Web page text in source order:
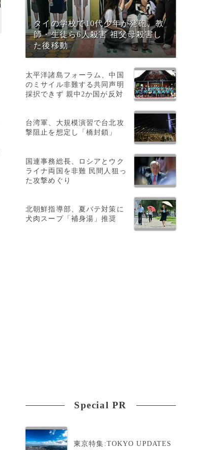
タイの学校で10代少年が発砲、教
師・生徒ら6人殺害 祖父母殺害し
た後移動
太平洋諸島フォーラム、中国
のミサイル非難する共同声明
採択できず 親中2か国が反対
台湾軍、大規模演習で台北攻
撃阻止を想定し「橋封鎖」
国連事務総長、ロシアとウク
ライナ両国を非難 民間人狙っ
た攻撃めぐり
北朝鮮指導部、夏バテ対策に
犬肉スープ「補身湯」推奨
Special PR
東京特集:TOKYO UPDATES